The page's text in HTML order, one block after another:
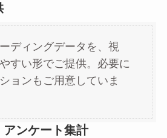
ディングデータを、視
すい形でご提供。必要に
ョンもご用意していま
ンケート集計